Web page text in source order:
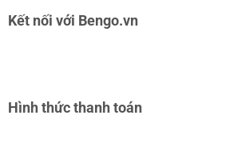
Kết nối với Bengo.vn
Hình thức thanh toán